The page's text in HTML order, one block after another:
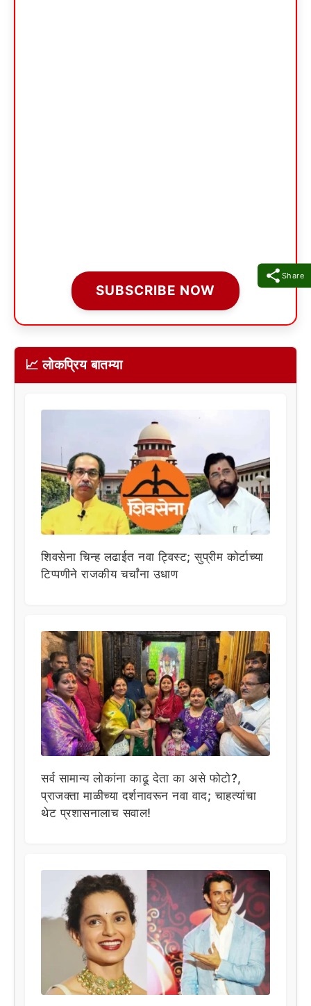
Share
SUBSCRIBE NOW
📈 लोकप्रिय बातम्या
शिवसेना चिन्ह लढाईत नवा ट्विस्ट; सुप्रीम कोर्टाच्या
टिप्पणीने राजकीय चर्चांना उधाण
सर्व सामान्य लोकांना काढू देता का असे फोटो?,
प्राजक्ता माळीच्या दर्शनावरून नवा वाद; चाहत्यांचा
थेट प्रशासनालाच सवाल!